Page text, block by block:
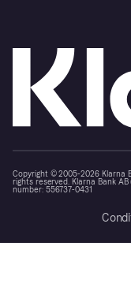
Copyright © 2005-2026 Klarna
rights reserved. Klarna Bank AB
number: 556737-0431